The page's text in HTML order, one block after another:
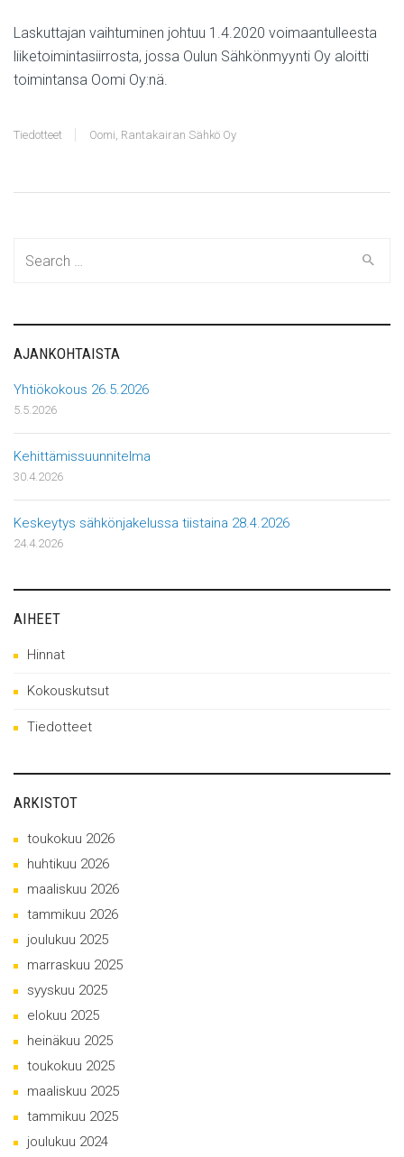
Laskuttajan vaihtuminen johtuu 1.4.2020 voimaantulleesta
liiketoimintasiirrosta, jossa Oulun Sähkönmyynti Oy aloitti
toimintansa Oomi Oy:nä.
Tiedotteet Oomi, Rantakairan Sähkö Oy
AJANKOHTAISTA
Yhtiökokous 26.5.2026
5.5.2026
Kehittämissuunnitelma
30.4.2026
Keskeytys sähkönjakelussa tiistaina 28.4.2026
24.4.2026
AIHEET
Hinnat
Kokouskutsut
Tiedotteet
ARKISTOT
toukokuu 2026
huhtikuu 2026
maaliskuu 2026
tammikuu 2026
joulukuu 2025
marraskuu 2025
syyskuu 2025
elokuu 2025
heinäkuu 2025
toukokuu 2025
maaliskuu 2025
tammikuu 2025
joulukuu 2024